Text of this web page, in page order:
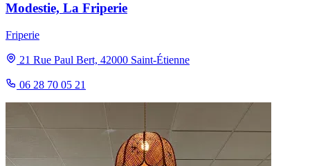
Modestie, La Friperie
Friperie
21 Rue Paul Bert, 42000 Saint-Étienne
06 28 70 05 21